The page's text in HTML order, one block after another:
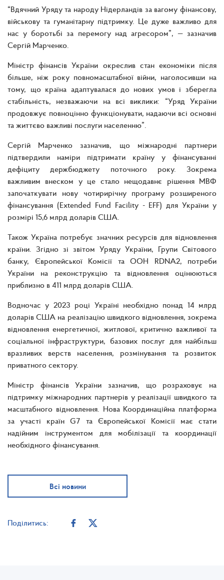
“Вдячний Уряду та народу Нідерландів за вагому фінансову,
військову та гуманітарну підтримку. Це дуже важливо для
нас у боротьбі за перемогу над агресором”, — зазначив
Сергій Марченко.
Міністр фінансів України окреслив стан економіки після
більше, ніж року повномасштабної війни, наголосивши на
тому, що країна адаптувалася до нових умов і зберегла
стабільність, незважаючи на всі виклики: “Уряд України
продовжує повноцінно функціонувати, надаючи всі основні
та життєво важливі послуги населенню”.
Сергій Марченко зазначив, що міжнародні партнери
підтвердили наміри підтримати країну у фінансуванні
дефіциту держбюджету поточного року. Зокрема
важливим внеском у це стало нещодавнє рішення МВФ
започаткувати нову чотирирічну програму розширеного
фінансування (Extended Fund Facility - EFF) для України у
розмірі 15,6 млрд доларів США.
Також Україна потребує значних ресурсів для відновлення
країни. Згідно зі звітом Уряду України, Групи Світового
банку, Європейської Комісії та ООН RDNA2, потреби
України на реконструкцію та відновлення оцінюються
приблизно в 411 млрд доларів США.
Водночас у 2023 році Україні необхідно понад 14 млрд
доларів США на реалізацію швидкого відновлення, зокрема
відновлення енергетичної, житлової, критично важливої та
соціальної інфраструктури, базових послуг для найбільш
вразливих верств населення, розмінування та розвиток
приватного сектору.
Міністр фінансів України зазначив, що розраховує на
підтримку міжнародних партнерів у реалізації швидкого та
масштабного відновлення. Нова Координаційна платформа
за участі країн G7 та Європейської Комісії має стати
надійним інструментом для мобілізації та координації
необхідного фінансування.
Всі новини
Поділитись: